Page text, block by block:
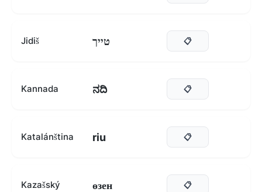
Jidiš טייך 📋
Kannada ನದಿ 📋
Katalánština riu 📋
Kazašský өзен 📋